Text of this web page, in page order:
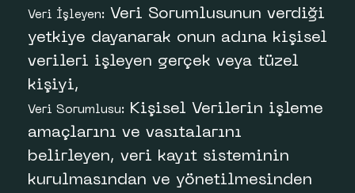
Veri İşleyen: Veri Sorumlusunun verdiği
yetkiye dayanarak onun adına kişisel
verileri işleyen gerçek veya tüzel
kişiyi,
Veri Sorumlusu: Kişisel Verilerin işleme
amaçlarını ve vasıtalarını
belirleyen, veri kayıt sisteminin
kurulmasından ve yönetilmesinden